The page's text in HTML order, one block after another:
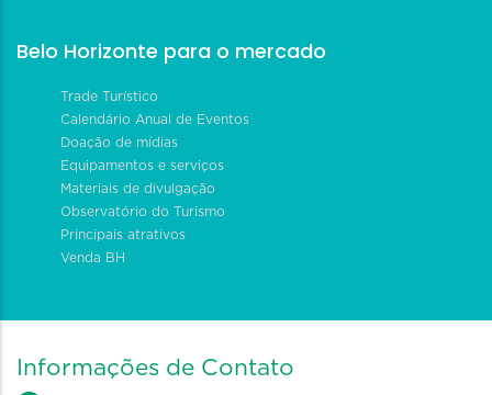
Belo Horizonte para o mercado
Trade Turístico
Calendário Anual de Eventos
Doação de mídias
Equipamentos e serviços
Materiais de divulgação
Observatório do Turismo
Principais atrativos
Venda BH
Informações de Contato